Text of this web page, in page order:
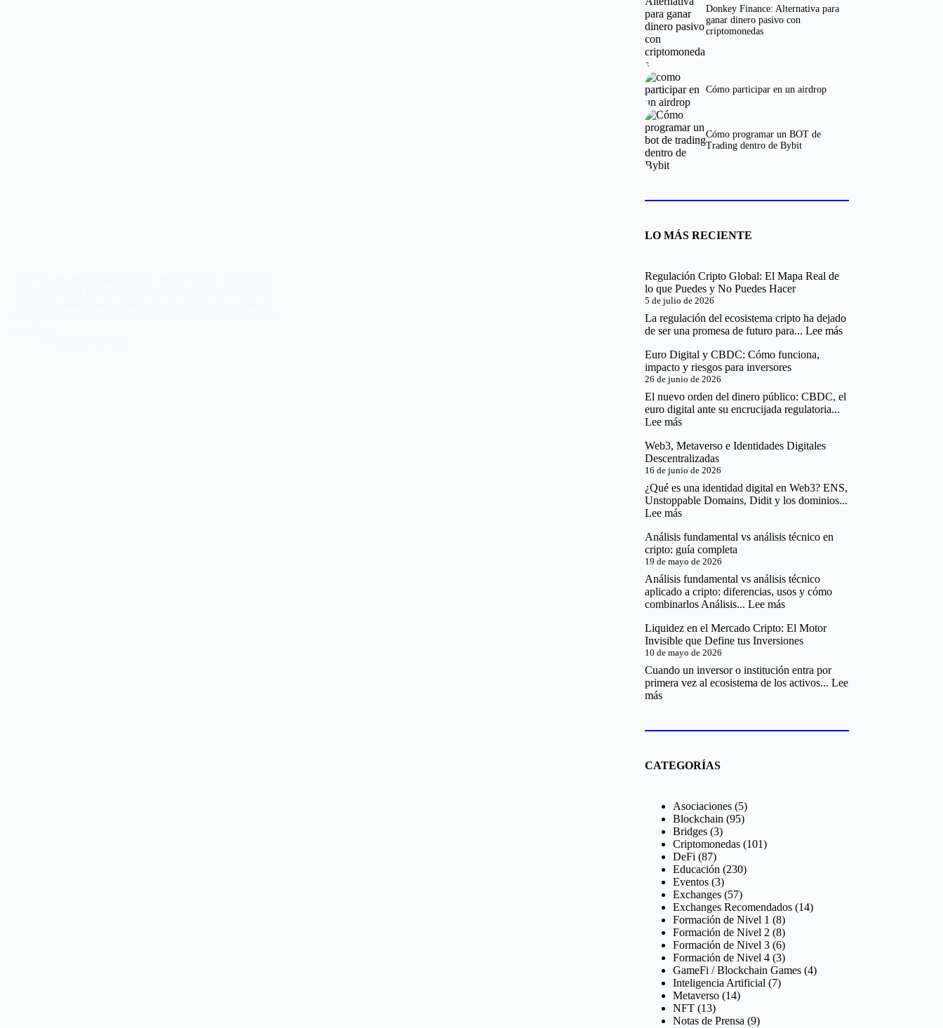
Donkey Finance: Alternativa para
ganar dinero pasivo con
criptomonedas
Cómo participar en un airdrop
Cómo programar un BOT de
Trading dentro de Bybit
LO MÁS RECIENTE
Regulación Cripto Global: El Mapa Real de
lo que Puedes y No Puedes Hacer
5 de julio de 2026
La regulación del ecosistema cripto ha dejado
de ser una promesa de futuro para...Lee más:
Mapa
No
Puedes
Hacer
Euro Digital y CBDC: Cómo funciona,
impacto y riesgos para inversores
26 de junio de 2026
El nuevo orden del dinero público: CBDC, el
euro digital ante su encrucijada regulatoria...
Lee más:
Digital
y
CBDC:
Cómo
funciona,
impacto
riesgos
para
inversores
Web3, Metaverso e Identidades Digitales
Descentralizadas
16 de junio de 2026
¿Qué es una identidad digital en Web3? ENS,
Unstoppable Domains, Didit y los dominios...
Lee más:
Metaverso
e
Identidades
Digitales
Descentralizadas
Análisis fundamental vs análisis técnico en
cripto: guía completa
19 de mayo de 2026
Análisis fundamental vs análisis técnico
aplicado a cripto: diferencias, usos y cómo
combinarlos Análisis...Lee más:
fundamental
vs
técnico
en
Liquidez en el Mercado Cripto: El Motor
Invisible que Define tus Inversiones
10 de mayo de 2026
Cuando un inversor o institución entra por
primera vez al ecosistema de los activos...Lee
más:
el
El
que
Define
tus
Inversiones
CATEGORÍAS
Asociaciones (5)
Blockchain (95)
Bridges (3)
Criptomonedas (101)
DeFi (87)
Educación (230)
Eventos (3)
Exchanges (57)
Exchanges Recomendados (14)
Formación de Nivel 1 (8)
Formación de Nivel 2 (8)
Formación de Nivel 3 (6)
Formación de Nivel 4 (3)
GameFi / Blockchain Games (4)
Inteligencia Artificial (7)
Metaverso (14)
NFT (13)
Notas de Prensa (9)